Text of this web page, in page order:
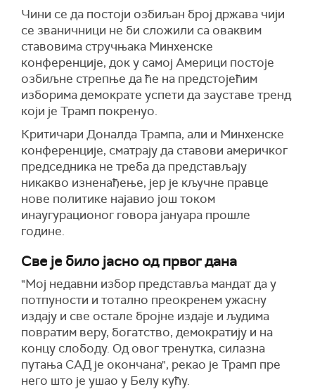
Чини се да постоји озбиљан број држава чији
се званичници не би сложили са оваквим
ставовима стручњака Минхенске
конференције, док у самој Америци постоје
озбиљне стрепње да ће на предстојећим
изборима демократе успети да зауставе тренд
који је Трамп покренуо.
Критичари Доналда Трампа, али и Минхенске
конференције, сматрају да ставови америчког
председника не треба да представљају
никакво изненађење, јер је кључне правце
нове политике најавио још током
инаугурационог говора јануара прошле
године.
Све је било јасно од првог дана
"Мој недавни избор представља мандат да у
потпуности и тотално преокренем ужасну
издају и све остале бројне издаје и људима
повратим веру, богатство, демократију и на
концу слободу. Од овог тренутка, силазна
путања САД је окончана", рекао је Трамп пре
него што је ушао у Белу кућу.